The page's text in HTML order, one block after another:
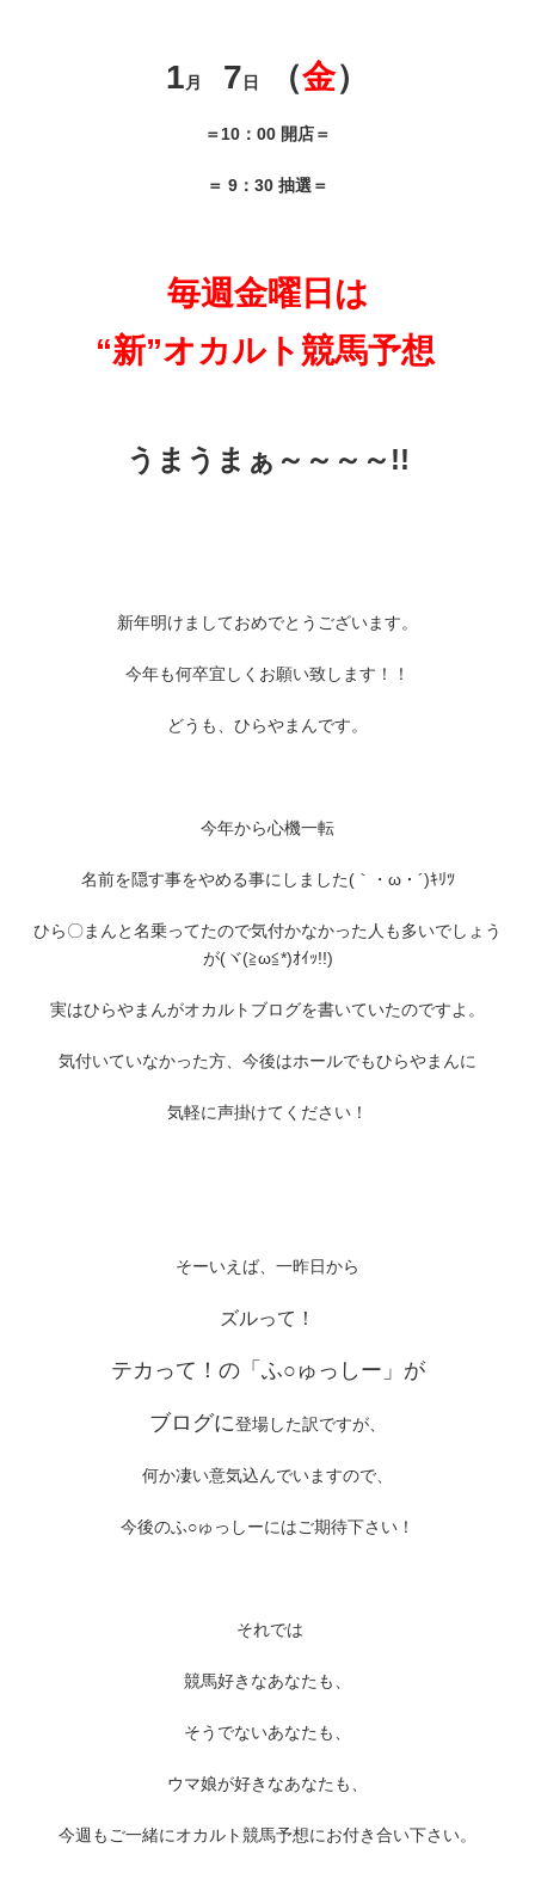
1月 7 日 （金）
＝10：00 開店＝
＝ 9：30 抽選＝
毎週金曜日は
“新”オカルト競馬予想
うまうまぁ～～～～!!
新年明けましておめでとうございます。
今年も何卒宜しくお願い致します！！
どうも、ひらやまんです。
今年から心機一転
名前を隠す事をやめる事にしました(｀・ω・´)ｷﾘﾂ
ひら〇まんと名乗ってたので気付かなかった人も多いでしょう
が(ヾ(≧ω≦*)ｵｲｯ!!)
実はひらやまんがオカルトブログを書いていたのですよ。
気付いていなかった方、今後はホールでもひらやまんに
気軽に声掛けてください！
そーいえば、一昨日から
ズルって！
テカって！ の「ふ○ゅっしー」が
ブログに登場した訳ですが、
何か凄い意気込んでいますので、
今後のふ○ゅっしーにはご期待下さい！
それでは
競馬好きなあなたも、
そうでないあなたも、
ウマ娘が好きなあなたも、
今週もご一緒にオカルト競馬予想にお付き合い下さい。